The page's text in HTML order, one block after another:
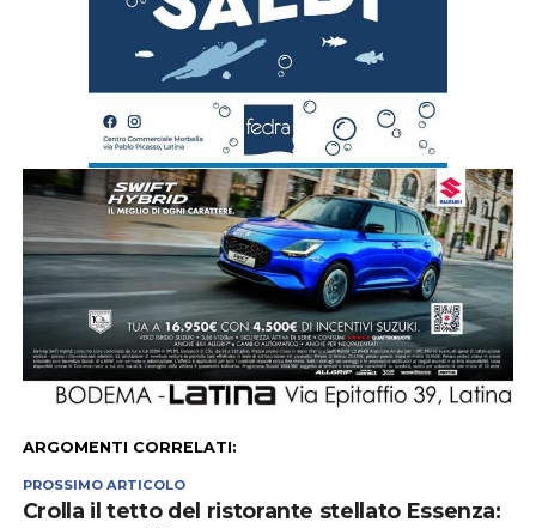
ARGOMENTI CORRELATI:
PROSSIMO ARTICOLO
Crolla il tetto del ristorante stellato Essenza: